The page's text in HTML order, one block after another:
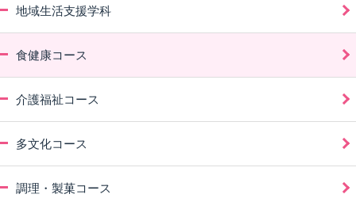
地域生活支援学科
食健康コース
介護福祉コース
多文化コース
調理・製菓コース